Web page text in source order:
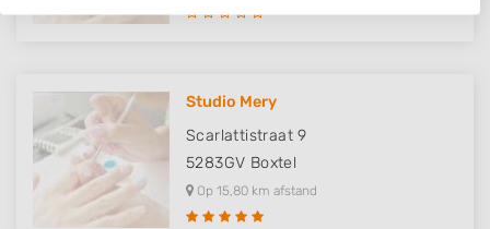
Studio Mery
Scarlattistraat 9
5283GV Boxtel
Op 15,80 km afstand
IAB processing purposes:
Use limited data to select advertising
Create profiles for personalised advertising
Use profiles to select personalised
advertising